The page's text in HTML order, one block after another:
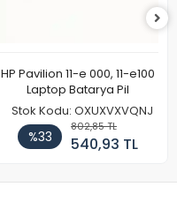
HP Pavilion 11-e 000, 11-e100
Laptop Batarya Pil
Stok Kodu: OXUXVXVQNJ
%33
802,85 TL
540,93 TL